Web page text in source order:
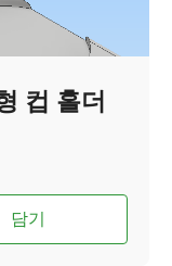
컵 홀더
담기